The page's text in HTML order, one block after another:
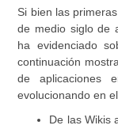
Si bien las
de medio siglo de
ha evidenciado
continuación
de aplicaciones
evolucionando en
De las Wikis